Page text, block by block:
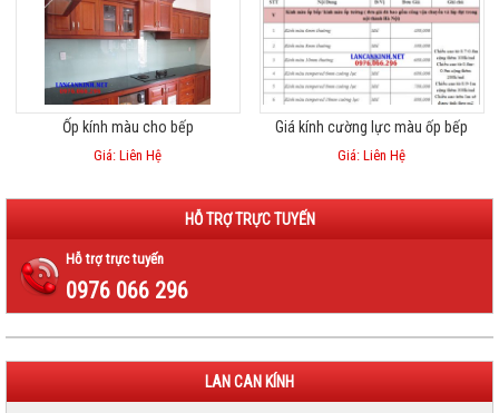
Ốp kính màu cho bếp
Giá: Liên Hệ
Giá kính cường lực màu ốp bếp
Giá: Liên Hệ
HỖ TRỢ TRỰC TUYẾN
Hỗ trợ trực tuyến
0976 066 296
LAN CAN KÍNH